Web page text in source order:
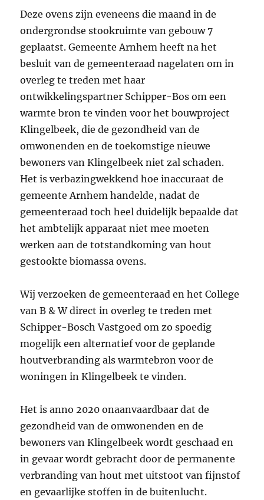
Deze ovens zijn eveneens die maand in de
ondergrondse stookruimte van gebouw 7
geplaatst. Gemeente Arnhem heeft na het
besluit van de gemeenteraad nagelaten om in
overleg te treden met haar
ontwikkelingspartner Schipper-Bos om een
warmte bron te vinden voor het bouwproject
Klingelbeek, die de gezondheid van de
omwonenden en de toekomstige nieuwe
bewoners van Klingelbeek niet zal schaden.
Het is verbazingwekkend hoe inaccuraat de
gemeente Arnhem handelde, nadat de
gemeenteraad toch heel duidelijk bepaalde dat
het ambtelijk apparaat niet mee moeten
werken aan de totstandkoming van hout
gestookte biomassa ovens.
Wij verzoeken de gemeenteraad en het College
van B & W direct in overleg te treden met
Schipper-Bosch Vastgoed om zo spoedig
mogelijk een alternatief voor de geplande
houtverbranding als warmtebron voor de
woningen in Klingelbeek te vinden.
Het is anno 2020 onaanvaardbaar dat de
gezondheid van de omwonenden en de
bewoners van Klingelbeek wordt geschaad en
in gevaar wordt gebracht door de permanente
verbranding van hout met uitstoot van fijnstof
en gevaarlijke stoffen in de buitenlucht.